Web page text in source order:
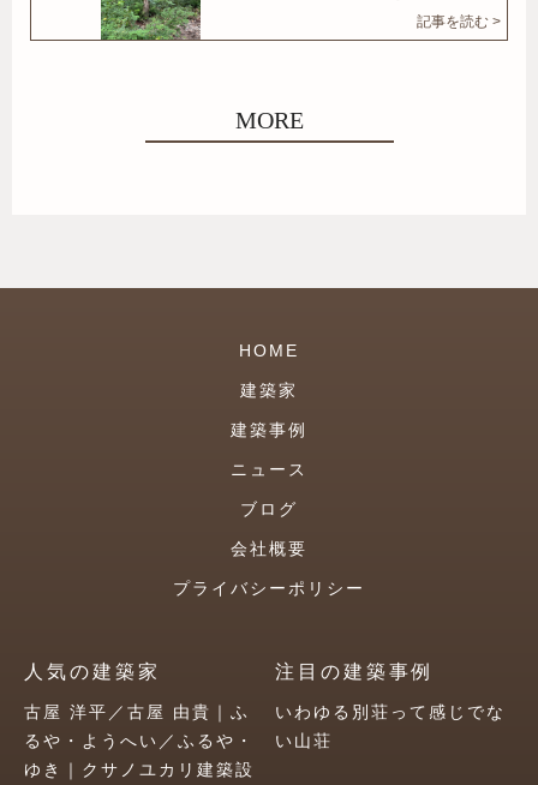
記事を読む >
MORE
HOME
建築家
建築事例
ニュース
ブログ
会社概要
プライバシーポリシー
人気の建築家
古屋 洋平／古屋 由貴｜ふ
るや・ようへい／ふるや・
ゆき｜クサノユカリ建築設
注目の建築事例
いわゆる別荘って感じでな
い山荘